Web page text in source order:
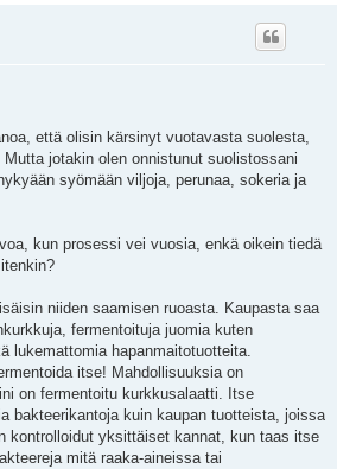
että olisin kärsinyt vuotavasta suolesta,
jotakin olen onnistunut suolistossani
syömään viljoja, perunaa, sokeria ja
kun prosessi vei vuosia, enkä oikein tiedä
niiden saamisen ruoasta. Kaupasta saa
fermentoituja juomia kuten
lukemattomia hapanmaitotuotteita.
itse! Mahdollisuuksia on
on fermentoitu kurkkusalaatti. Itse
bakteerikantoja kuin kaupan tuotteista, joissa
kontrolloidut yksittäiset kannat, kun taas itse
mitä raaka-aineissa tai